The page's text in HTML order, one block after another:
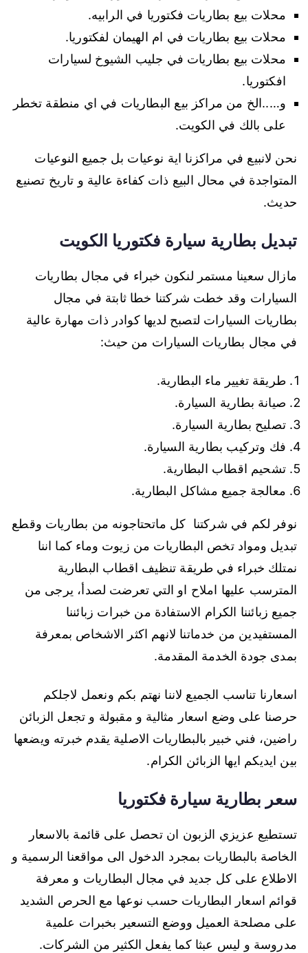
محلات بيع بطاريات فكتوريا في الرابيه.
محلات بيع بطاريات في ام الهيمان لفكتوريا.
محلات بيع بطاريات في جليب الشيوخ لسيارات
افكتوريا.
و…..الخ من مراكز بيع البطاريات في اي منطقة تخطر
على بالك في الكويت.
نحن لانبيع في مراكزنا اية نوعيات بل جميع النوعيات
المتواجدة في محال البيع ذات كفاءة عالية و تاريخ تصنيع
حديث.
تبديل بطارية سيارة فكتوريا الكويت
مازال سعينا مستمر لنكون خبراء في مجال بطاريات
السيارات وقد خطت شركتنا خطا ثابتة في مجال
بطاريات السيارات لتصبح لديها كوادر ذات مهارة عالية
في مجال بطاريات السيارات من حيث:
طريقة تغيير ماء البطارية.
صيانة بطارية السيارة.
تصليح بطارية السيارة.
فك وتركيب بطارية السيارة.
تشحيم اقطاب البطارية.
معالجة جميع مشاكل البطارية.
نوفر لكم في شركتنا كل ماتحتاجونه من بطاريات وقطع
تبديل ومواد تخص البطاريات من زيوت وماء كما اننا
نمتلك خبراء في طريقة تنظيف اقطاب البطارية
المترسب عليها املاح او التي تعرضت لصدأ، يرجى من
جميع زبائننا الكرام الاستفادة من خبرات زبائننا
المستفيدين من خدماتنا لانهم اكثر الاشخاص بمعرفة
بمدى جودة الخدمة المقدمة.
اسعارنا تناسب الجميع لاننا نهتم بكم ونعمل لاجلكم
حرصنا على وضع اسعار مثالية و مقبولة و تجعل الزبائن
راضين، فني خبير بالبطاريات الاصلية يقدم خبرته ويضعها
بين ايديكم ايها الزبائن الكرام.
سعر بطارية سيارة فكتوريا
تستطيع عزيزي الزبون ان تحصل على قائمة بالاسعار
الخاصة بالبطاريات بمجرد الدخول الى مواقعنا الرسمية و
الاطلاع على كل جديد في مجال البطاريات و معرفة
قوائم اسعار البطاريات حسب نوعها مع الحرص الشديد
على مصلحة العميل ووضع التسعير بخبرات علمية
مدروسة و ليس عبثا كما يفعل الكثير من الشركات.